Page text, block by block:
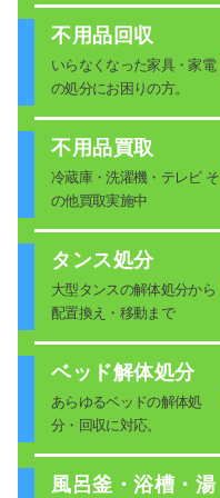
不用品回収
いらなくなった家具・家電
の処分にお困りの方。
不用品買取
冷蔵庫・洗濯機・テレビ そ
の他買取実施中
タンス処分
大型タンスの解体処分から
配置換え・移動まで
ベッド解体処分
あらゆるベッドの解体処
分・回収に対応。
風呂釜・浴槽・湯